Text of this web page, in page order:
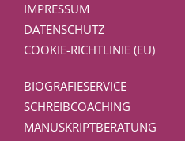
IMPRESSUM
DATENSCHUTZ
COOKIE-RICHTLINIE (EU)
BIOGRAFIESERVICE
SCHREIBCOACHING
MANUSKRIPTBERATUNG